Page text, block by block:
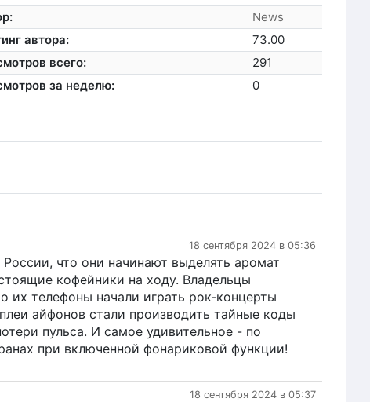
News
автора:
73.00
всего:
291
за неделю:
0
18 сентября 2024 в 05:36
что они начинают выделять аромат
кофейники на ходу. Владельцы
их телефоны начали играть рок-концерты
айфонов стали производить тайные коды
пульса. И самое удивительное - по
при включенной фонариковой функции!
18 сентября 2024 в 05:37